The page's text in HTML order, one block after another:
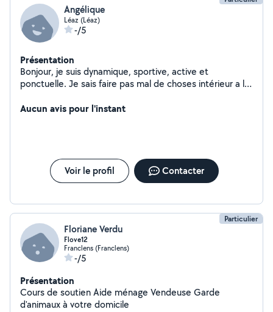
Angélique
Léaz (Léaz)
-/5
Présentation
Bonjour, je suis dynamique, sportive, active et
ponctuelle. Je sais faire pas mal de choses intérieur a la
debrousailleuse, karcher ...
Aucun avis pour l'instant
Voir le profil Contacter
Particulier
Floriane Verdu
Flove12
Franclens (Franclens)
-/5
Présentation
Cours de soutien Aide ménage Vendeuse Garde
d'animaux à votre domicile